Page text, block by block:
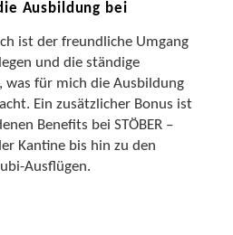
Ausbildung bei
ist der freundliche Umgang
und die ständige
was für mich die Ausbildung
Ein zusätzlicher Bonus ist
Benefits bei STÖBER –
Kantine bis hin zu den
Ausflügen.